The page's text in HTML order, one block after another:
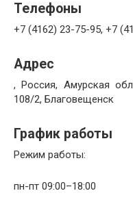
Телефоны
+7 (4162) 23-75-95, +7
Адрес
, Россия, Амурская
108/2, Благовещенск
График работы
Режим работы:
пн-пт 09:00–18:00